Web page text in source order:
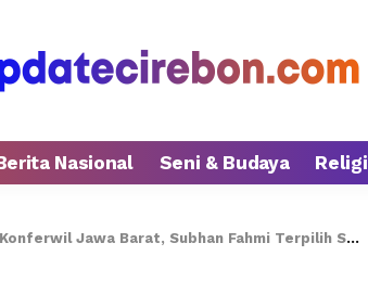
Nasional Seni & Budaya Religi
Barat, Subhan Fahmi Terpilih Sebagai Ketua Periode 2024-2028